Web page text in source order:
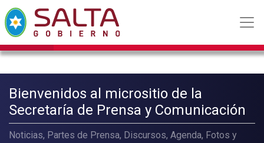
Bienvenidos al micrositio de la
Secretaría de Prensa y Comunicación
Noticias, Partes de Prensa, Discursos, Agenda, Fotos y